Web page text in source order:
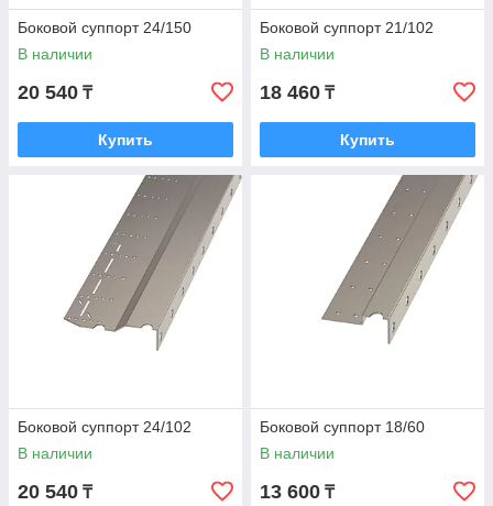
Боковой суппорт 24/150
В наличии
20 540 ₸
Купить
Боковой суппорт 21/102
В наличии
18 460 ₸
Купить
Боковой суппорт 24/102
В наличии
20 540 ₸
Боковой суппорт 18/60
В наличии
13 600 ₸